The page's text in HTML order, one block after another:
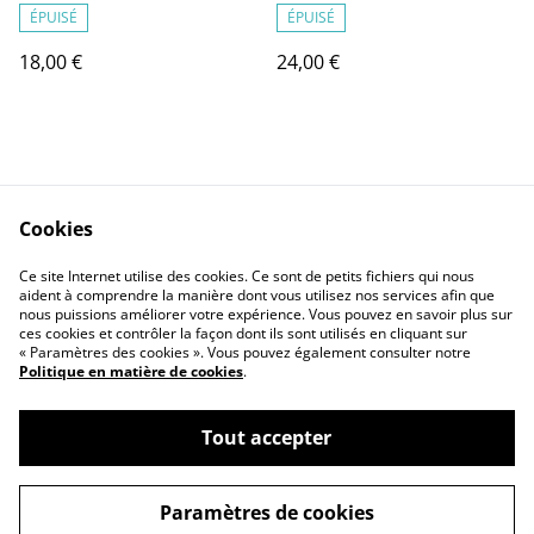
ÉPUISÉ
18,00 €
ÉPUISÉ
24,00 €
Contact Us
Legal Terms
Privacy Policy
Cookie Policy
©2026JD Greenhouse
powered by
Cookies
Ce site Internet utilise des cookies. Ce sont de petits fichiers qui nous
aident à comprendre la manière dont vous utilisez nos services afin que
nous puissions améliorer votre expérience. Vous pouvez en savoir plus sur
ces cookies et contrôler la façon dont ils sont utilisés en cliquant sur
« Paramètres des cookies ». Vous pouvez également consulter notre
Politique en matière de cookies.
Tout accepter
Paramètres de cookies